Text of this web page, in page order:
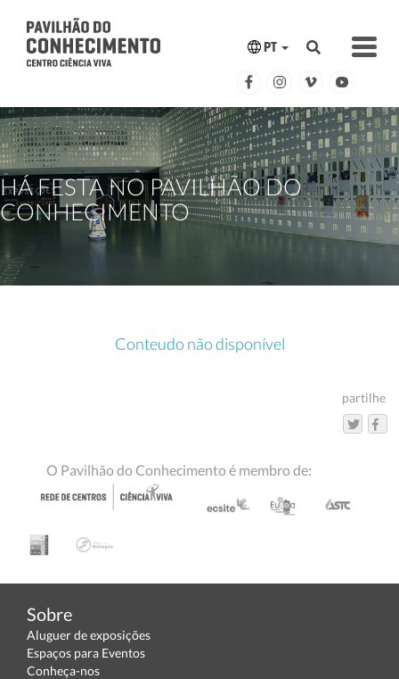
PT
HÁ FESTA NO PAVILHÃO DO
CONHECIMENTO
Conteudo não disponível
partilhe
O Pavilhão do Conhecimento é membro de:
Sobre
Aluguer de exposições
Espaços para Eventos
Conheça-nos